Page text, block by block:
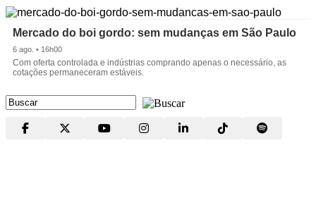
Mercado do boi gordo: sem mudanças em São Paulo
6 ago. • 16h00
Com oferta controlada e indústrias comprando apenas o necessário, as
cotações permaneceram estáveis.